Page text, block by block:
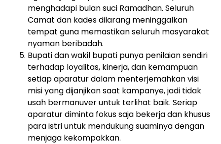
menghadapi bulan suci Ramadhan. Seluruh
Camat dan kades dilarang meninggalkan
tempat guna memastikan seluruh masyarakat
nyaman beribadah.
Bupati dan wakil bupati punya penilaian sendiri
terhadap loyalitas, kinerja, dan kemampuan
setiap aparatur dalam menterjemahkan visi
misi yang dijanjikan saat kampanye, jadi tidak
usah bermanuver untuk terlihat baik. Seriap
aparatur diminta fokus saja bekerja dan khusus
para istri untuk mendukung suaminya dengan
menjaga kekompakkan.